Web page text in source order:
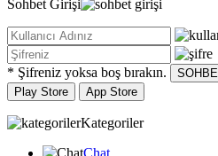
Sohbet Girişi
* Şifreniz yoksa boş bırakın.
Play Store App Store
Kategoriler
Chat